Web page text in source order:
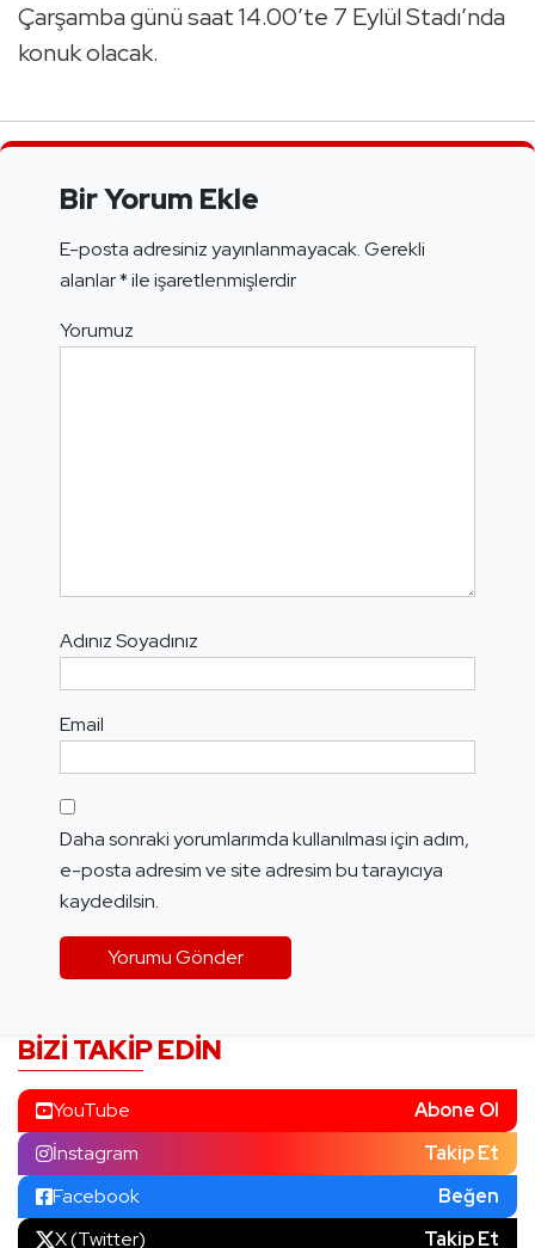
Çarşamba günü saat 14.00’te 7 Eylül Stadı’nda
konuk olacak.
Bir Yorum Ekle
E-posta adresiniz yayınlanmayacak.Gerekli
alanlar*ile işaretlenmişlerdir
Yorumuz
Adınız Soyadınız
Email
Daha sonraki yorumlarımda kullanılması için adım,
e-posta adresim ve site adresim bu tarayıcıya
kaydedilsin.
BIZI TAKIP EDIN
YouTube
Abone Ol
İnstagram
Takip Et
Facebook
Beğen
X (Twitter)
Takip Et